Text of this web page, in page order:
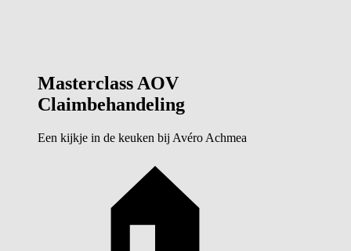
Masterclass AOV
Claimbehandeling
Een kijkje in de keuken bij Avéro Achmea